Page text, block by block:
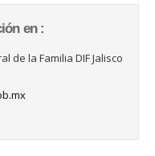
en :
de la Familia DIF Jalisco